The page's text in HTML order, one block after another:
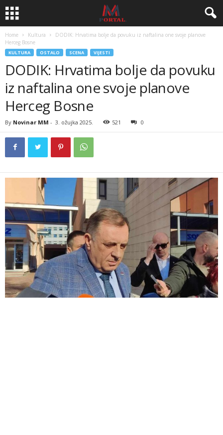
Home Kultura
DODIK: Hrvatima bolje da povuku iz naftalina one svoje planove
Herceg Bosne
KULTURA OSTALO SCENA VIJESTI
DODIK: Hrvatima bolje da povuku
iz naftalina one svoje planove
Herceg Bosne
By Novinar MM - 3. ožujka 2025. 521 0